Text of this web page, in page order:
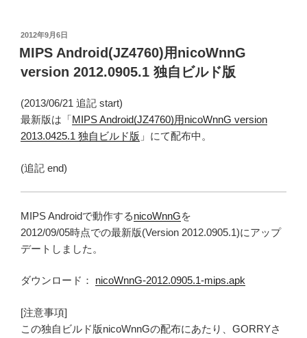
投
稿
日:
2012年9月6日
MIPS Android(JZ4760)用nicoWnnG
version 2012.0905.1 独自ビルド版
(2013/06/21 追記 start)
最新版は「MIPS Android(JZ4760)用nicoWnnG version
2013.0425.1 独自ビルド版 」にて配布中。
(追記 end)
MIPS Androidで動作するnicoWnnGを
2012/09/05時点での最新版(Version 2012.0905.1)にアップ
デートしました。
ダウンロード： nicoWnnG-2012.0905.1-mips.apk
[注意事項]
この独自ビルド版nicoWnnGの配布にあたり、GORRYさ